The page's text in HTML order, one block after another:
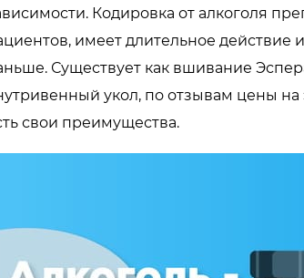
Кодировка от алкоголя
имеет длительное действие
Существует как вшивание
укол, по отзывам цены на
свои преимущества.